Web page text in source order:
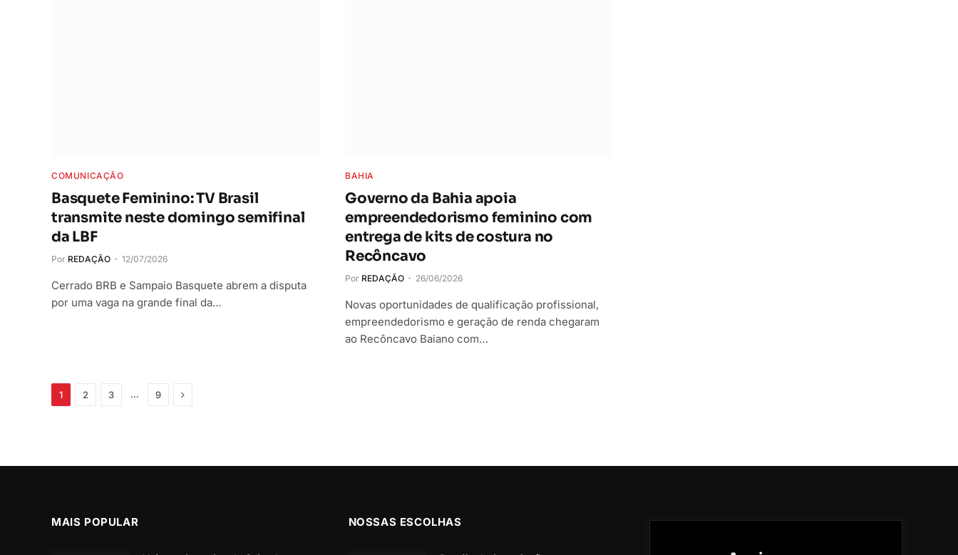
COMUNICAÇÃO
Basquete Feminino: TV Brasil
transmite neste domingo semifinal
da LBF
Por REDAÇÃO 12/07/2026
Cerrado BRB e Sampaio Basquete abrem a disputa
por uma vaga na grande final da…
BAHIA
Governo da Bahia apoia
empreendedorismo feminino com
entrega de kits de costura no
Recôncavo
Por REDAÇÃO 26/06/2026
Novas oportunidades de qualificação profissional,
empreendedorismo e geração de renda chegaram
ao Recôncavo Baiano com…
1 2 3 … 9 Próximo
MAIS POPULAR NOSSAS ESCOLHAS